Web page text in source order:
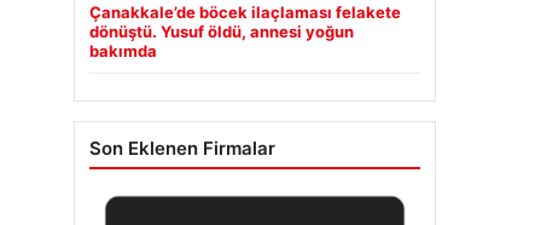
Çanakkale’de böcek ilaçlaması felakete
dönüştü. Yusuf öldü, annesi yoğun
bakımda
Son Eklenen Firmalar